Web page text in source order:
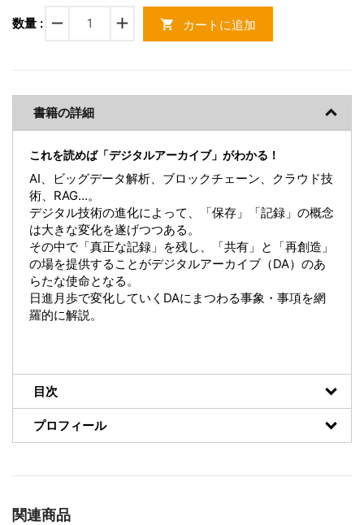
数量 : remove add shopping_cart カートに追加
書籍の詳細
これを読めば「デジタルアーカイブ」がわかる！
AI、ビッグデータ解析、ブロックチェーン、クラウド技
術、RAG…。
デジタル技術の進化によって、「保存」「記録」の概念
は大きな変化を遂げつつある。
その中で「真正な記録」を残し、「共有」と「再創造」
の場を提供することがデジタルアーカイブ（DA）のあ
らたな使命となる。
日進月歩で変化していくDAにまつわる事象・事項を網
羅的に解説。
目次
プロフィール
関連商品